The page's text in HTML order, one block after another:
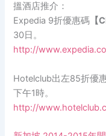
搵酒店推介：
Expedia 9折優惠碼 【
30日。
http://
Hotelclub出左85折優
下午1時。
http://